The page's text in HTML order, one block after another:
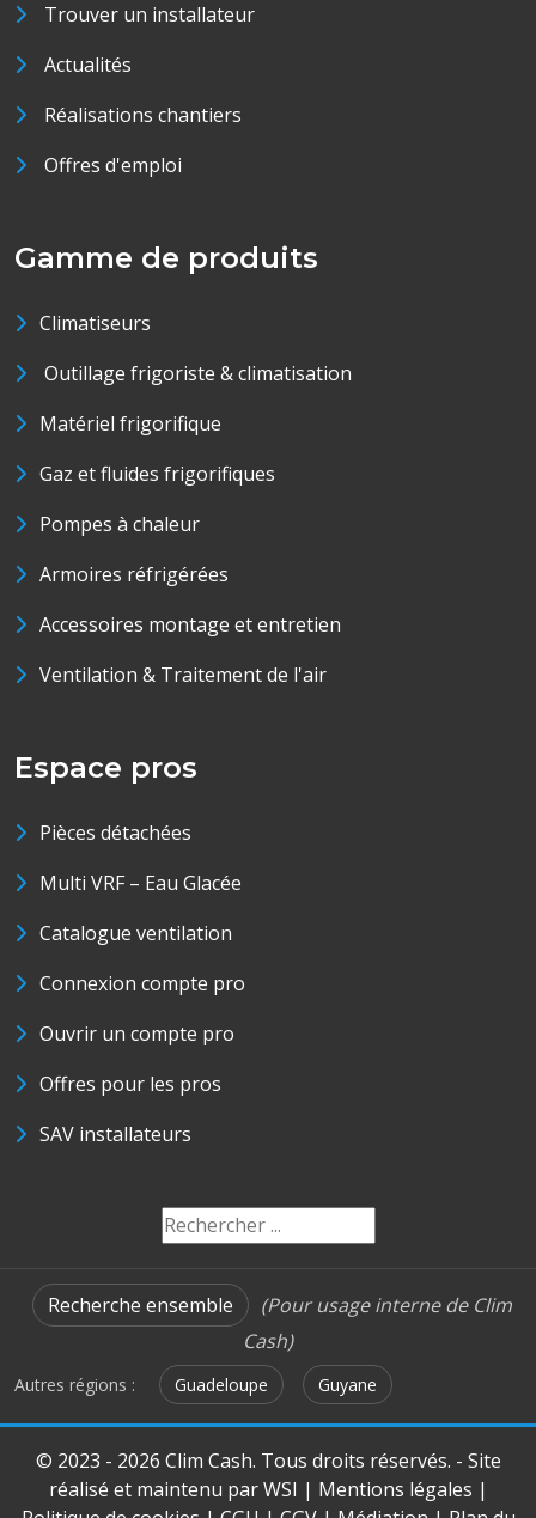
Trouver un installateur
Actualités
Réalisations chantiers
Offres d'emploi
Gamme de produits
Climatiseurs
Outillage frigoriste & climatisation
Matériel frigorifique
Gaz et fluides frigorifiques
Pompes à chaleur
Armoires réfrigérées
Accessoires montage et entretien
Ventilation & Traitement de l'air
Espace pros
Pièces détachées
Multi VRF – Eau Glacée
Catalogue ventilation
Connexion compte pro
Ouvrir un compte pro
Offres pour les pros
SAV installateurs
Recherche ensemble
(Pour usage interne de Clim
Cash)
Autres régions : Guadeloupe Guyane
© 2023 - 2026 Clim Cash. Tous droits réservés. - Site
réalisé et maintenu parWSI | Mentions légales |